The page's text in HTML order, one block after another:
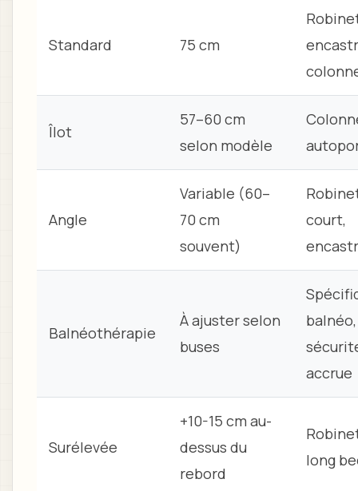
Standard 75 cm
Îlot
57–60 cm
selon modèle
Angle
Variable (60–
70 cm
souvent)
court,
Balnéothérapie
À ajuster selon
buses
balnéo,
accrue
Surélevée
+10-15 cm au-
dessus du
rebord
long